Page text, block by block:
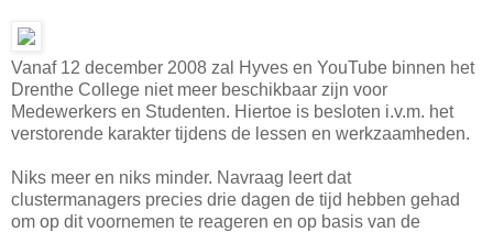
Vanaf 12 december 2008 zal Hyves en YouTube binnen het
Drenthe College niet meer beschikbaar zijn voor
Medewerkers en Studenten. Hiertoe is besloten i.v.m. het
verstorende karakter tijdens de lessen en werkzaamheden.
Niks meer en niks minder. Navraag leert dat
clustermanagers precies drie dagen de tijd hebben gehad
om op dit voornemen te reageren en op basis van de